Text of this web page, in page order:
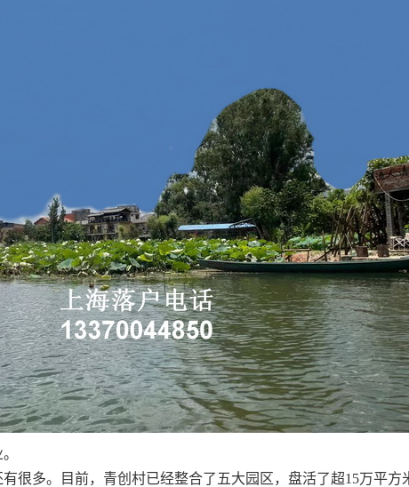
很多。目前，青创村已经整合了五大园区，盘活了超15万平方